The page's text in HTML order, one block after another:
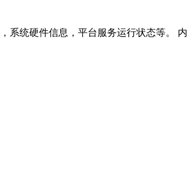
系统硬件信息，平台服务运行状态等。 内